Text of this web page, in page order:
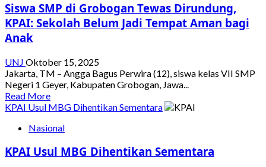
Kehati-
hatian
dalam
soal
Anak
Siswa SMP di Grobogan Tewas Dirundung,
KPAI: Sekolah Belum Jadi Tempat Aman bagi
Anak
UNJ Oktober 15, 2025
Jakarta, TM – Angga Bagus Perwira (12), siswa kelas VII SMP
Negeri 1 Geyer, Kabupaten Grobogan, Jawa...
Read MoreRead
more
Siswa
di
KPAI Usul MBG Dihentikan Sementara
Nasional
KPAI Usul MBG Dihentikan Sementara